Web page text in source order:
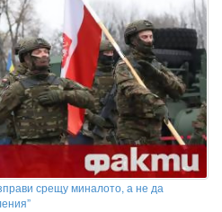
срещу миналото, а не да